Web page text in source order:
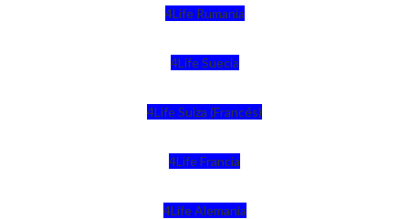
4Life Rumania
4Life Suecia
4Life Suiza (Francés)
4Life Francia
4Life Alemania